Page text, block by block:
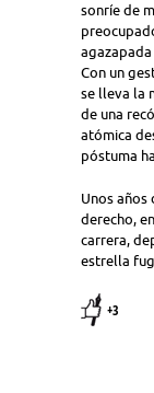
sonríe de
Con un
se lleva la
de una
atómica
póstuma
Unos años
derecho,
carrera,
estrella
+3